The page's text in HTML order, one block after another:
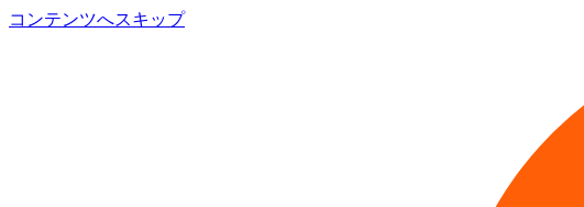
コンテンツへスキップ